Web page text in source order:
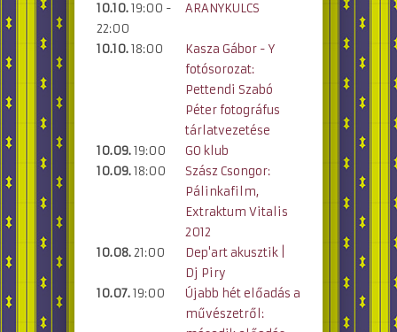
10.10.19:00 -
22:00
ARANYKULCS
10.10.18:00
Kasza Gábor - Y
fotósorozat:
Pettendi Szabó
Péter fotográfus
tárlatvezetése
10.09.19:00
GO klub
10.09.18:00
Szász Csongor:
Pálinkafilm,
Extraktum Vitalis
2012
10.08.21:00
Dep'art akusztik |
Dj Piry
10.07.19:00
Újabb hét előadás a
művészetről: